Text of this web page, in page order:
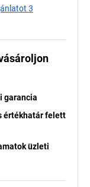
3
garancia
értékhatár felett
üzleti